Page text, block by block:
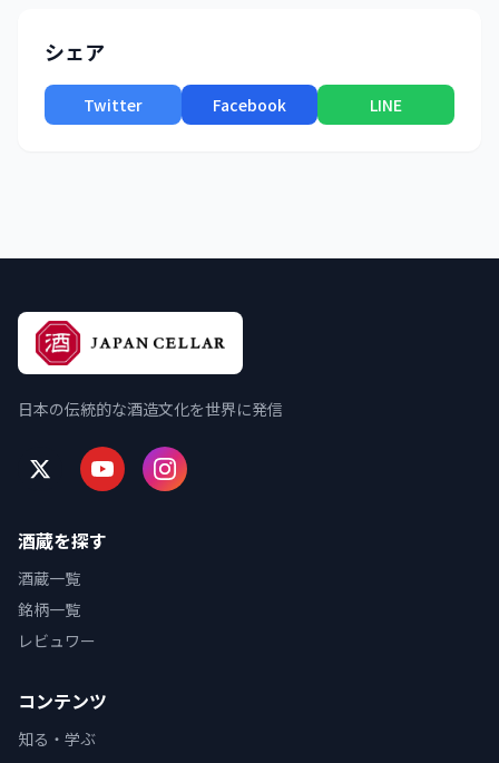
シェア
Twitter Facebook LINE
日本の伝統的な酒造文化を世界に発信
酒蔵を探す
酒蔵一覧
銘柄一覧
レビュワー
コンテンツ
知る・学ぶ